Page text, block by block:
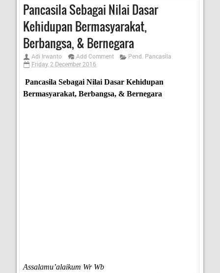
Pancasila Sebagai Nilai Dasar
Kehidupan Bermasyarakat,
Berbangsa, & Bernegara
Adi Irwanto Add Comment
Pend. Pancasila
Friday, 2 December 2016
Pancasila Sebagai Nilai Dasar Kehidupan
Bermasyarakat, Berbangsa, & Bernegara
Assalamu’alaikum Wr Wb